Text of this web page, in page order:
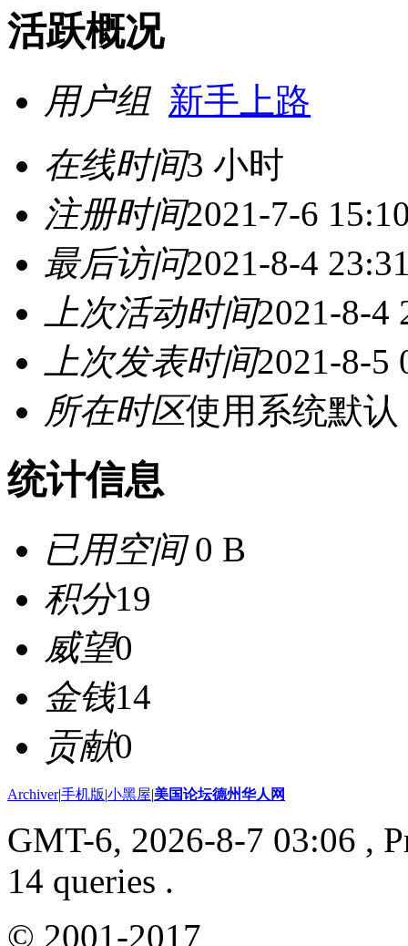
活跃概况
用户组 新手上路
在线时间3 小时
注册时间2021-7-6
最后访问2021-8-4
上次活动时间2021-8-4
上次发表时间2021-8-5
所在时区使用系统默认
统计信息
已用空间0 B
积分19
威望0
金钱14
贡献0
Archiver|手机版|小黑屋|美国论坛德州华人网
GMT-6, 2026-8-7 03:06 ,
14 queries .
© 2001-2017